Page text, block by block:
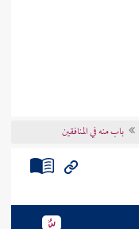
باب منه في المنافقين